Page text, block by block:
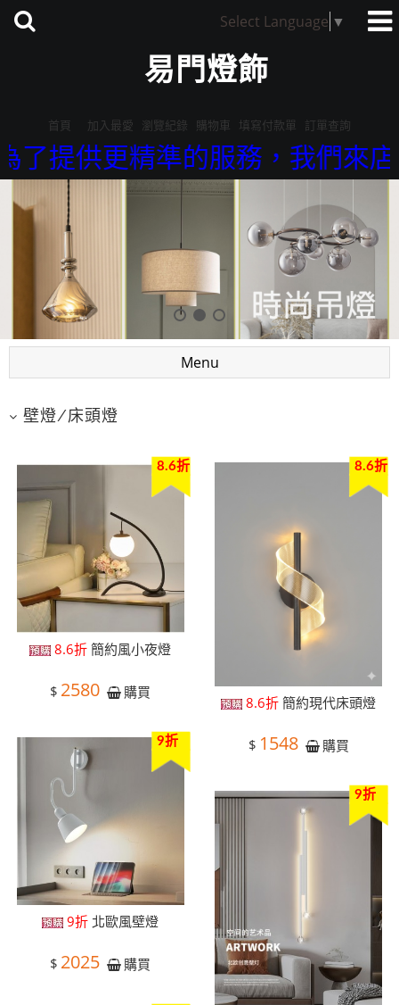
Select Language ▼
易門燈飾
首頁 加入最愛 瀏覽紀錄 購物車 填寫付款單 訂單查詢
更精準的服務，我們來店參觀
Menu
壁燈/床頭燈
8.6折
8.6折 簡約風小夜燈
$ 2580 購買
8.6折
8.6折 簡約現代床頭燈
$ 1548 購買
9折
9折 北歐風壁燈
$ 2025 購買
9折